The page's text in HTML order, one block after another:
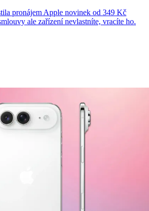
pronájem Apple novinek od 349 Kč
ale zařízení nevlastníte, vracíte ho.